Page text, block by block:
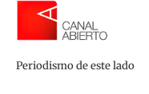
Periodismo de este lado